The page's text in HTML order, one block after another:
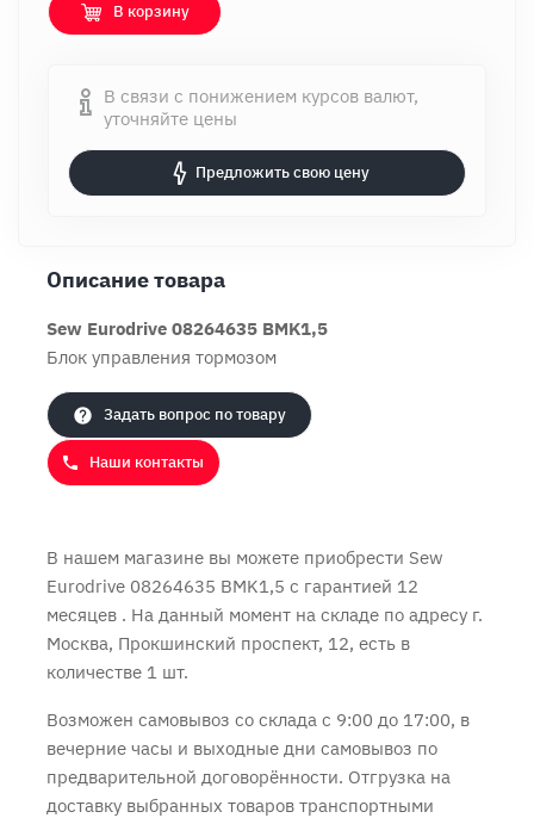
В корзину
В связи с понижением курсов валют,
уточняйте цены
Предложить свою цену
Описание товара
Sew Eurodrive 08264635 BMK1,5
Блок управления тормозом
Задать вопрос по товару
Наши контакты
В нашем магазине вы можете приобрести Sew
Eurodrive 08264635 BMK1,5 с гарантией 12
месяцев . На данный момент на складе по адресу г.
Москва, Прокшинский проспект, 12, есть в
количестве 1 шт.
Возможен самовывоз со склада с 9:00 до 17:00, в
вечерние часы и выходные дни самовывоз по
предварительной договорённости. Отгрузка на
доставку выбранных товаров транспортными
Продолжить покупки